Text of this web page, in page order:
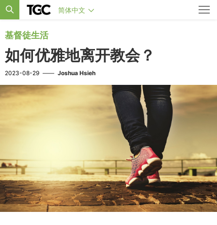
简体中文
基督徒生活
如何优雅地离开教会？
2023-08-29 —— Joshua Hsieh